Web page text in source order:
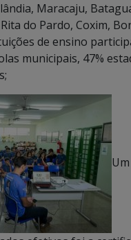
Maracaju,
do Pardo, Coxim,
de ensino
municipais, 47%